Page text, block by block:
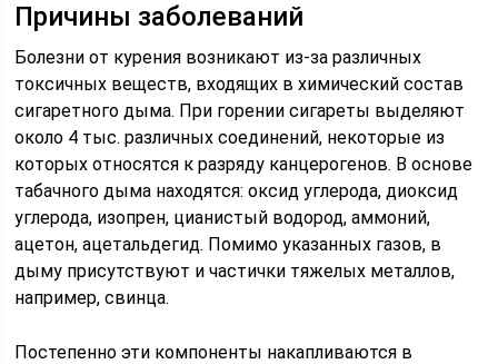
Причины заболеваний
Болезни от курения возникают из-за различных
токсичных веществ, входящих в химический состав
сигаретного дыма. При горении сигареты выделяют
около 4 тыс. различных соединений, некоторые из
которых относятся к разряду канцерогенов. В основе
табачного дыма находятся: оксид углерода, диоксид
углерода, изопрен, цианистый водород, аммоний,
ацетон, ацетальдегид. Помимо указанных газов, в
дыму присутствуют и частички тяжелых металлов,
например, свинца.
Постепенно эти компоненты накапливаются в